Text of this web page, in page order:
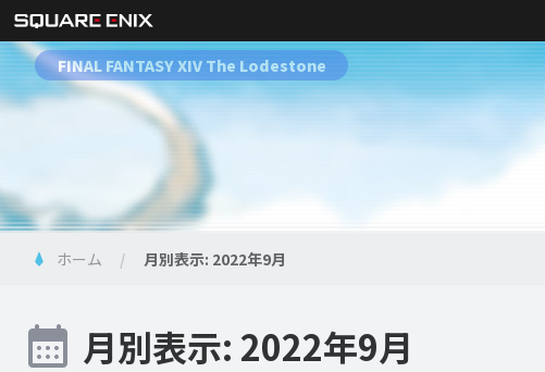
FINAL FANTASY XIV The Lodestone
ホーム 月別表示: 2022年9月
月別表示: 2022年9月